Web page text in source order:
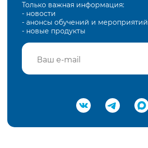
Только важная информация:
- новости
- анонсы обучений и мероприятий
- новые продукты
Подтвердить e-mail